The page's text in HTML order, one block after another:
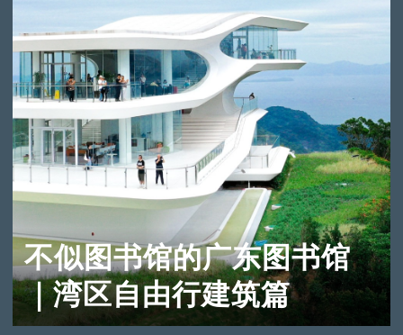
不似图书馆的广东图书馆
｜湾区自由行建筑篇